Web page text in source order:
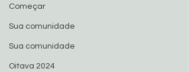
Começar
Sua comunidade
Sua comunidade
Oitava 2024